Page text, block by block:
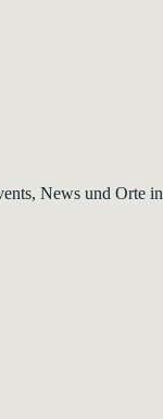
News und Orte